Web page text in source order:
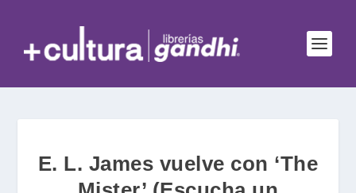
E. L. James vuelve con ‘The